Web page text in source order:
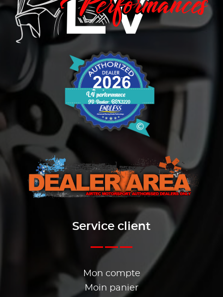
Service client
Mon compte
Moin panier